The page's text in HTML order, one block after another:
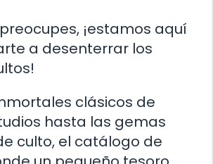
¡estamos aquí
a desenterrar los
clásicos de
hasta las gemas
culto, el catálogo de